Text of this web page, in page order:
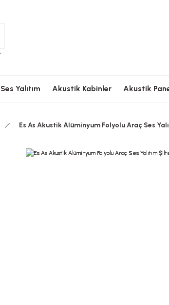
Yalıtım Akustik Kabinler Akustik
Es As Akustik Alüminyum Folyolu Araç Ses